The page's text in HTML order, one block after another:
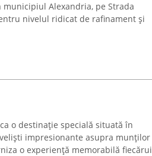
Alexandria, pe Strada
nivelul ridicat de rafinament și
o destinație specială situată în
impresionante asupra munților
o experiență memorabilă fiecărui